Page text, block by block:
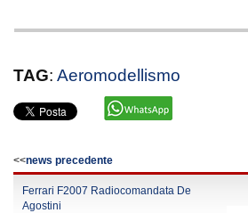
TAG: Aeromodellismo
<<news precedente
Ferrari F2007 Radiocomandata De
Agostini